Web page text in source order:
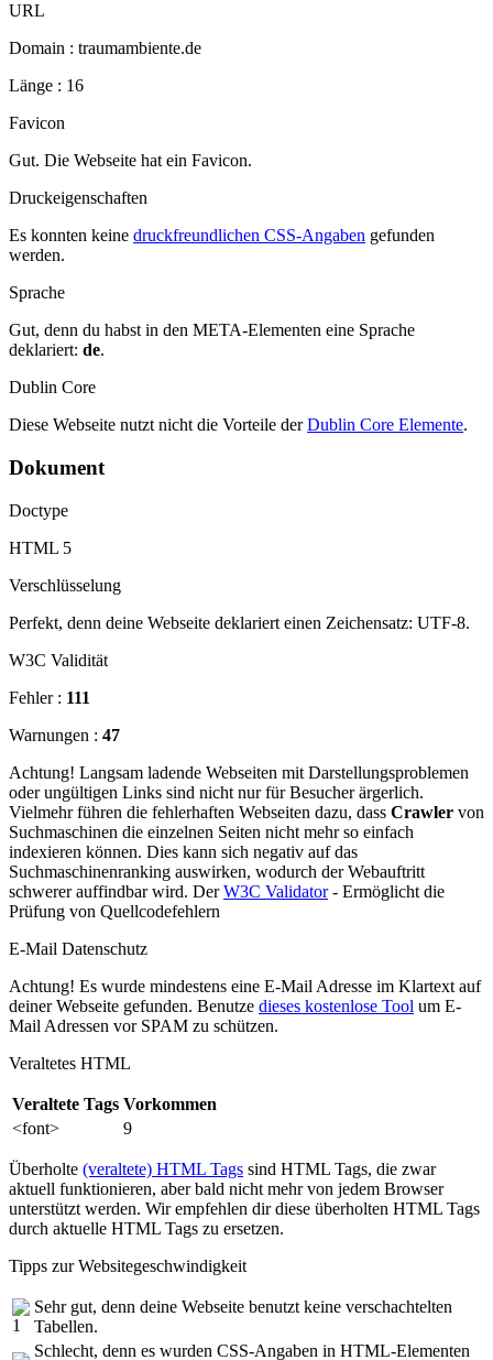
URL
Domain : traumambiente.de
Länge : 16
Favicon
Gut. Die Webseite hat ein Favicon.
Druckeigenschaften
Es konnten keine druckfreundlichen CSS-Angaben gefunden
werden.
Sprache
Gut, denn du habst in den META-Elementen eine Sprache
deklariert: de.
Dublin Core
Diese Webseite nutzt nicht die Vorteile derDublin Core Elemente.
Dokument
Doctype
HTML 5
Verschlüsselung
Perfekt, denn deine Webseite deklariert einen Zeichensatz: UTF-8.
W3C Validität
Fehler : 111
Warnungen : 47
Achtung! Langsam ladende Webseiten mit Darstellungsproblemen
oder ungültigen Links sind nicht nur für Besucher ärgerlich.
Vielmehr führen die fehlerhaften Webseiten dazu, dass Crawler von
Suchmaschinen die einzelnen Seiten nicht mehr so einfach
indexieren können. Dies kann sich negativ auf das
Suchmaschinenranking auswirken, wodurch der Webauftritt
schwerer auffindbar wird. DerW3C Validator- Ermöglicht die
Prüfung von Quellcodefehlern
E-Mail Datenschutz
Achtung! Es wurde mindestens eine E-Mail Adresse im Klartext auf
deiner Webseite gefunden. Benutze dieses kostenlose Tool um E-
Mail Adressen vor SPAM zu schützen.
Veraltetes HTML
Veraltete Tags Vorkommen
<font>
9
Überholte (veraltete) HTML Tags sind HTML Tags, die zwar
aktuell funktionieren, aber bald nicht mehr von jedem Browser
unterstützt werden. Wir empfehlen dir diese überholten HTML Tags
durch aktuelle HTML Tags zu ersetzen.
Tipps zur Websitegeschwindigkeit
Sehr gut, denn deine Webseite benutzt keine verschachtelten
Tabellen.
Schlecht, denn es wurden CSS-Angaben in HTML-Elementen